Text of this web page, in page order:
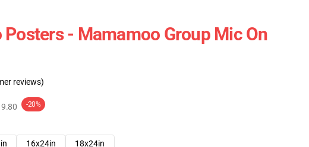
- Mamamoo Group Mic On
reviews)
-20%
16x24in 18x24in